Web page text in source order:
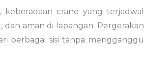
crane yang terjadwal
aman di lapangan. Pergerakan
berbagai sisi tanpa mengganggu